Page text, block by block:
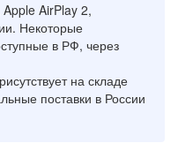
AirPlay 2,
Некоторые
в РФ, через
на складе
поставки в России